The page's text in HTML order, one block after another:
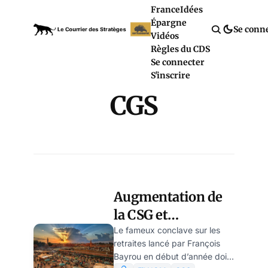
FranceIdées
Épargne
Vidéos
Règles du CDS
Se connecter
S'inscrire
Se
CGS
Augmentation de
la CSG et
désindexation
pour les retraités
Le fameux conclave sur les
retraites lancé par François
Bayrou en début d’année doit